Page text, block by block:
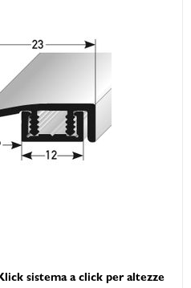
sistema a click per altezze